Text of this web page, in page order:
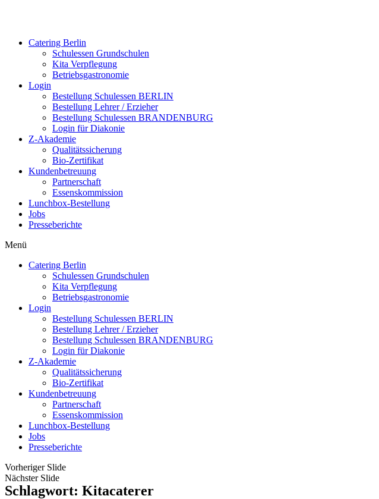
Catering Berlin
Schulessen Grundschulen
Kita Verpflegung
Betriebsgastronomie
Login
Bestellung Schulessen BERLIN
Bestellung Lehrer / Erzieher
Bestellung Schulessen BRANDENBURG
Login für Diakonie
Z-Akademie
Qualitätssicherung
Bio-Zertifikat
Kundenbetreuung
Partnerschaft
Essenskommission
Lunchbox-Bestellung
Jobs
Presseberichte
Menü
Catering Berlin
Schulessen Grundschulen
Kita Verpflegung
Betriebsgastronomie
Login
Bestellung Schulessen BERLIN
Bestellung Lehrer / Erzieher
Bestellung Schulessen BRANDENBURG
Login für Diakonie
Z-Akademie
Qualitätssicherung
Bio-Zertifikat
Kundenbetreuung
Partnerschaft
Essenskommission
Lunchbox-Bestellung
Jobs
Presseberichte
Vorheriger Slide
Nächster Slide
Schlagwort: Kitacaterer